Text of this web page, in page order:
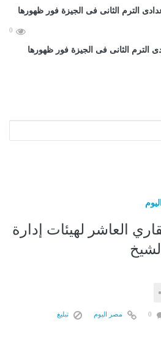
0
الترم الثانى فى الجيزة فور ظهورها
العاشر لهيئات إدارة
مصر اليوم تبليغ